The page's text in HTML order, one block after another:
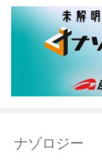
ナゾロジー